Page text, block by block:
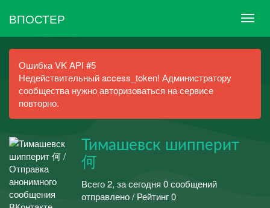
ВПОСТЕР
Ошибка VK API #5
Недействительный access_token! Администратору
сообщества нужно авторизоваться на сервисе
повторно.
Тимашевск шипперит
何
Всего 2, за сегодня 0 сообщений
отправлено / Рейтинг 0